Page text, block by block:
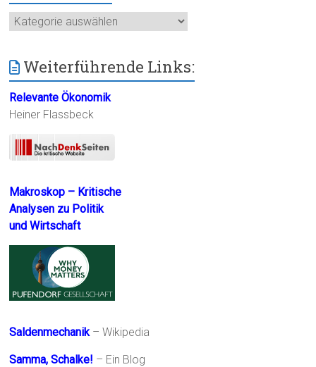
Kategorien
Weiterführende Links:
Relevante Ökonomik
Heiner Flassbeck
Makroskop – Kritische
Analysen zu Politik
und Wirtschaft
Saldenmechanik– Wikipedia
Samma, Schalke! – Ein Blog